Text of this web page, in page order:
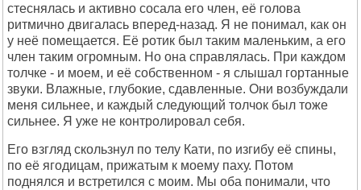
стеснялась и активно сосала его член, её голова
ритмично двигалась вперед-назад. Я не понимал, как он
у неё помещается. Её ротик был таким маленьким, а его
член таким огромным. Но она справлялась. При каждом
толчке - и моем, и её собственном - я слышал гортанные
звуки. Влажные, глубокие, сдавленные. Они возбуждали
меня сильнее, и каждый следующий толчок был тоже
сильнее. Я уже не контролировал себя.
Его взгляд скользнул по телу Кати, по изгибу её спины,
по её ягодицам, прижатым к моему паху. Потом
поднялся и встретился с моим. Мы оба понимали, что